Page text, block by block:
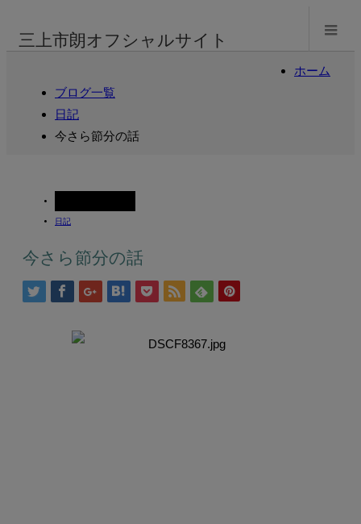
三上市朗オフシャルサイト
ホーム
ブログ一覧
日記
今さら節分の話
日記
今さら節分の話